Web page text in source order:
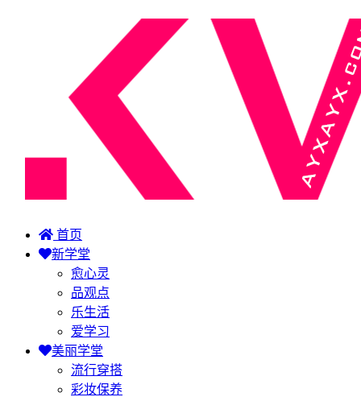
首页
新学堂
愈心灵
品观点
乐生活
爱学习
美丽学堂
流行穿搭
彩妆保养